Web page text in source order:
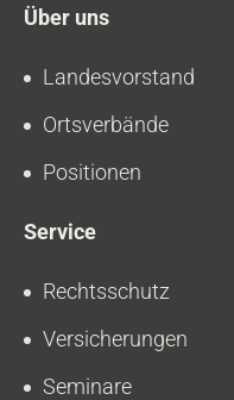
Über uns
Landesvorstand
Ortsverbände
Positionen
Service
Rechtsschutz
Versicherungen
Seminare